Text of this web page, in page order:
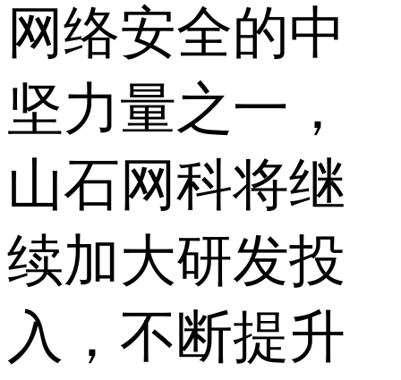
网络安全的中
坚力量之一，
山石网科将继
续加大研发投
入，不断提升